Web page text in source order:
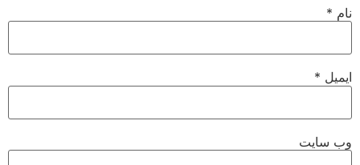
نام *
ایمیل *
وب‌ سایت